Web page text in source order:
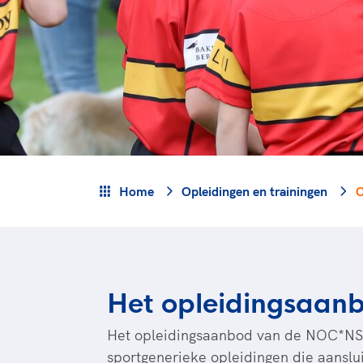
positionering van
Sportonderzoek
Sportakkoord II
Diversiteit en inclusie
Gezonde sportomgeving
Duurzaamheid
Bekwaam sportkader
Vitale clubs en bestuurlijk
Home Opleidingen en trainingen
Het
Het opleidingsaanbod van de
sportgenerieke opleidingen die